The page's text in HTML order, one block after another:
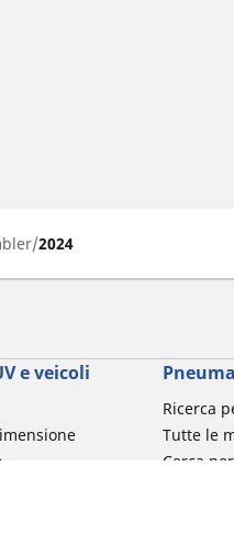
2024
e veicoli
Ricerca
Tutte le
Cerca